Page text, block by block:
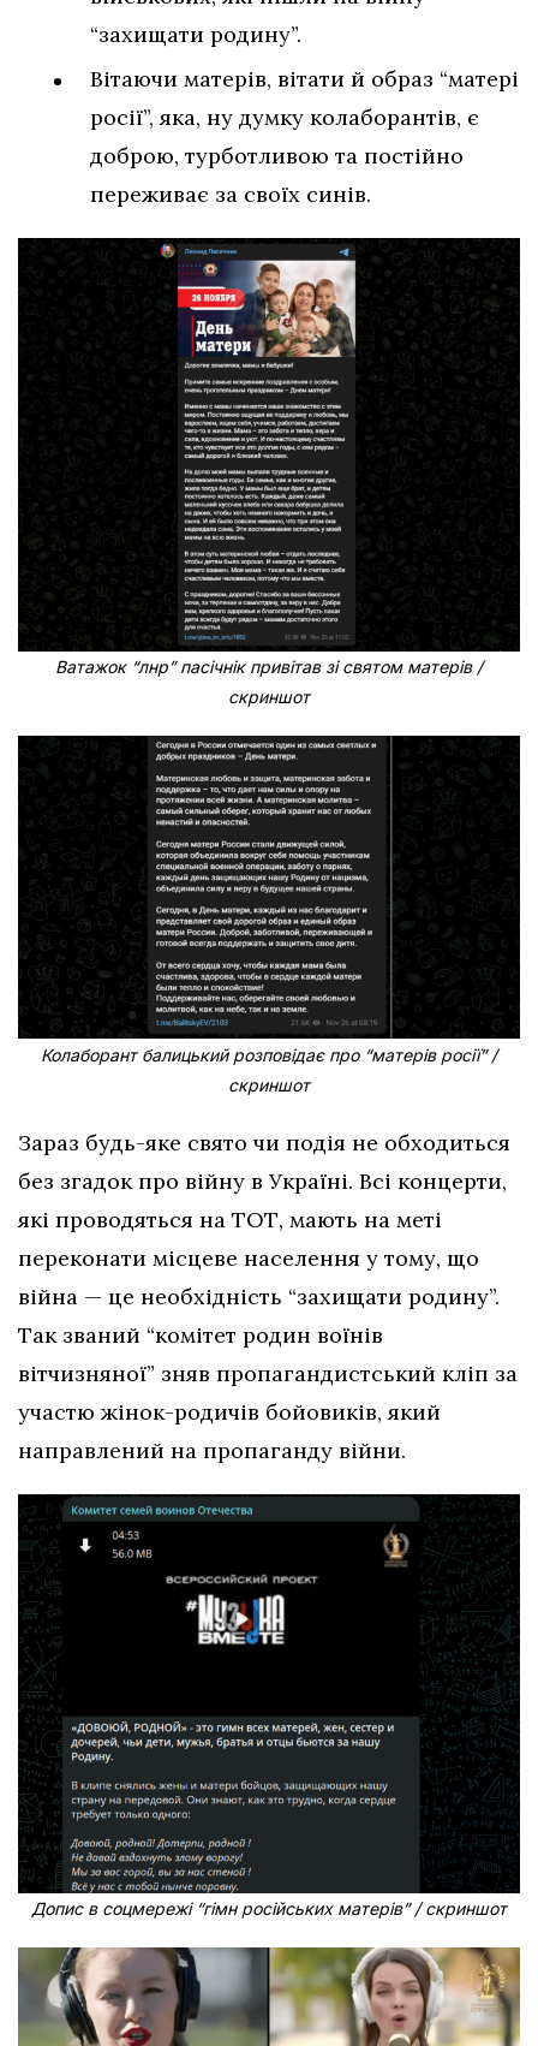
“захищати родину”.
Вітаючи матерів, вітати й образ “матері
росії”, яка, ну думку колаборантів, є
доброю, турботливою та постійно
переживає за своїх синів.
Ватажок “лнр” пасічнік привітав зі святом матерів /
скриншот
Колаборант балицький розповідає про “матерів росії” /
скриншот
Зараз будь-яке свято чи подія не обходиться
без згадок про війну в Україні. Всі концерти,
які проводяться на ТОТ, мають на меті
переконати місцеве населення у тому, що
війна — це необхідність “захищати родину”.
Так званий “комітет родин воїнів
вітчизняної” зняв пропагандистський кліп за
участю жінок-родичів бойовиків, який
направлений на пропаганду війни.
Допис в соцмережі “гімн російських матерів” / скриншот